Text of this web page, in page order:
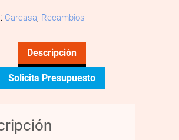
Carcasa, Recambios
Descripción
Solicita Presupuesto